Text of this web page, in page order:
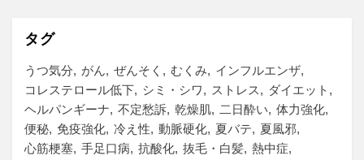
タグ
うつ気分 がん ぜんそく むくみ
インフルエンザ
コレステロール低下
シミ・シワ ストレス
ダイエット
ヘルパンギーナ
不定愁訴 乾燥肌 二日酔い
体力強化
便秘 免疫強化 冷え性 動脈硬化 夏バテ
夏風邪
心筋梗塞 手足口病 抗酸化 抜毛・白髪 熱中症